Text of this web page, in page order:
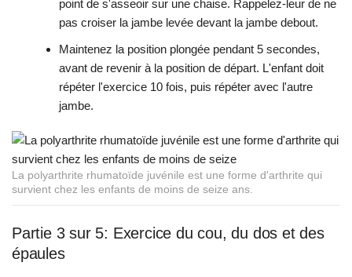
point de s'asseoir sur une chaise. Rappelez-leur de ne
pas croiser la jambe levée devant la jambe debout.
Maintenez la position plongée pendant 5 secondes,
avant de revenir à la position de départ. L'enfant doit
répéter l'exercice 10 fois, puis répéter avec l'autre
jambe.
La polyarthrite rhumatoïde juvénile est une forme d'arthrite qui
survient chez les enfants de moins de seize ans.
Partie 3 sur 5: Exercice du cou, du dos et des
épaules